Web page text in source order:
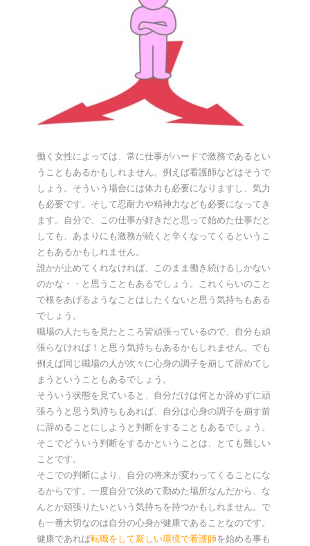
働く女性によっては、常に仕事がハードで激務であるとい
うこともあるかもしれません。例えば看護師などはそうで
しょう。そういう場合には体力も必要になりますし、気力
も必要です。そして忍耐力や精神力なども必要になってき
ます。自分で、この仕事が好きだと思って始めた仕事だと
しても、あまりにも激務が続くと辛くなってくるというこ
ともあるかもしれません。
誰かが止めてくれなければ、このまま働き続けるしかない
のかな・・と思うこともあるでしょう。これくらいのこと
で根をあげるようなことはしたくないと思う気持ちもある
でしょう。
職場の人たちを見たところ皆頑張っているので、自分も頑
張らなければ！と思う気持ちもあるかもしれません。でも
例えば同じ職場の人が次々に心身の調子を崩して辞めてし
まうということもあるでしょう。
そういう状態を見ていると、自分だけは何とか辞めずに頑
張ろうと思う気持ちもあれば、自分は心身の調子を崩す前
に辞めることにしようと判断をすることもあるでしょう。
そこでどういう判断をするかということは、とても難しい
ことです。
そこでの判断により、自分の将来が変わってくることにな
るからです。一度自分で決めて勤めた場所なんだから、な
んとか頑張りたいという気持ちを持つかもしれません。で
も一番大切なのは自分の心身が健康であることなのです。
健康であれば転職をして新しい環境で看護師を始める事も